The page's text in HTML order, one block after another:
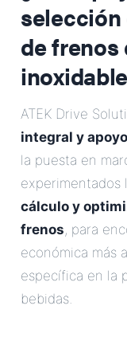
de frenos
ATEK Drive
integral y apoyo
la puesta en
experimentados
cálculo y
frenos, para
económica más
específica en la
bebidas.